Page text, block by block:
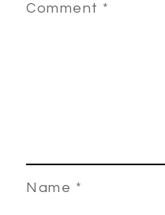
Comment *
Name *